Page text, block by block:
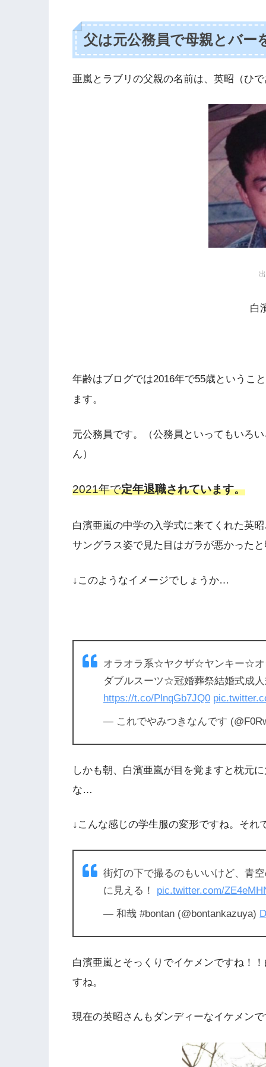
父は元公務員で母親とバー
亜嵐とラブリの父親の名前は、英昭（ひで
白
年齢はブログでは2016年で55歳ということ
ます。
元公務員です。（公務員といってもいろ
ん）
2021年で定年退職されています。
白濱亜嵐の中学の入学式に来てくれた英
サングラス姿で見た目はガラが悪かったと
↓このようなイメージでしょうか…
オラオラ系☆ヤクザ☆ヤンキー☆
ダブルスーツ☆冠婚葬祭結婚式成
https://t.co/PlnqGb7JQ0
— これでやみつきなんです
しかも朝、白濱亜嵐が目を覚ますと枕元
な…
↓こんな感じの学生服の変形ですね。それ
街灯の下で撮るのもいいけど、青
に見える！ pic.twitter.com/
— 和哉 #bontan (@bontankazuya)
白濱亜嵐とそっくりでイケメンですね！
すね。
現在の英昭さんもダンディーなイケメンで